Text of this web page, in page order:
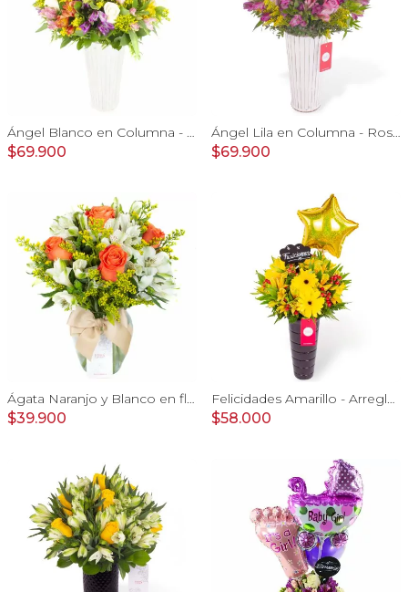
Ángel Blanco en Columna - Rosas ecuatorianas blancas y mix de Astromelias
$69.900
Ángel Lila en Columna - Rosas lilas y astromelias
$69.900
Ágata Naranjo y Blanco en florero - rosas, astromelias
$39.900
Felicidades Amarillo - Arreglo floral con globo, gerberas y astromelias amarillas e hypericum
$58.000